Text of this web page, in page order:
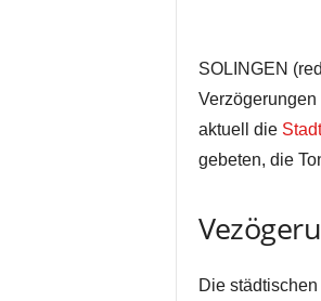
SOLINGEN
aktuell die
gebeten, die
Die